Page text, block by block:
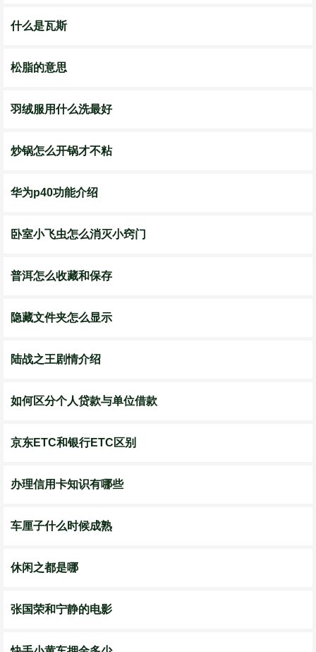
什么是瓦斯
松脂的意思
羽绒服用什么洗最好
炒锅怎么开锅才不粘
华为p40功能介绍
卧室小飞虫怎么消灭小窍门
普洱怎么收藏和保存
隐藏文件夹怎么显示
陆战之王剧情介绍
如何区分个人贷款与单位借款
京东ETC和银行ETC区别
办理信用卡知识有哪些
车厘子什么时候成熟
休闲之都是哪
张国荣和宁静的电影